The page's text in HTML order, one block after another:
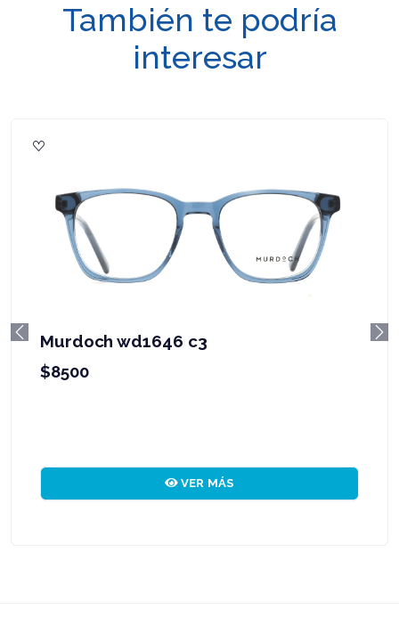
También te podría
interesar
Murdoch wd1646 c3
$8500
VER MÁS
Previous